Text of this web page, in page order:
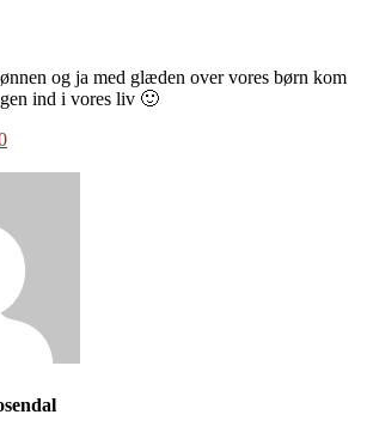
og ja med glæden over vores børn kom
ind i vores liv 🙂